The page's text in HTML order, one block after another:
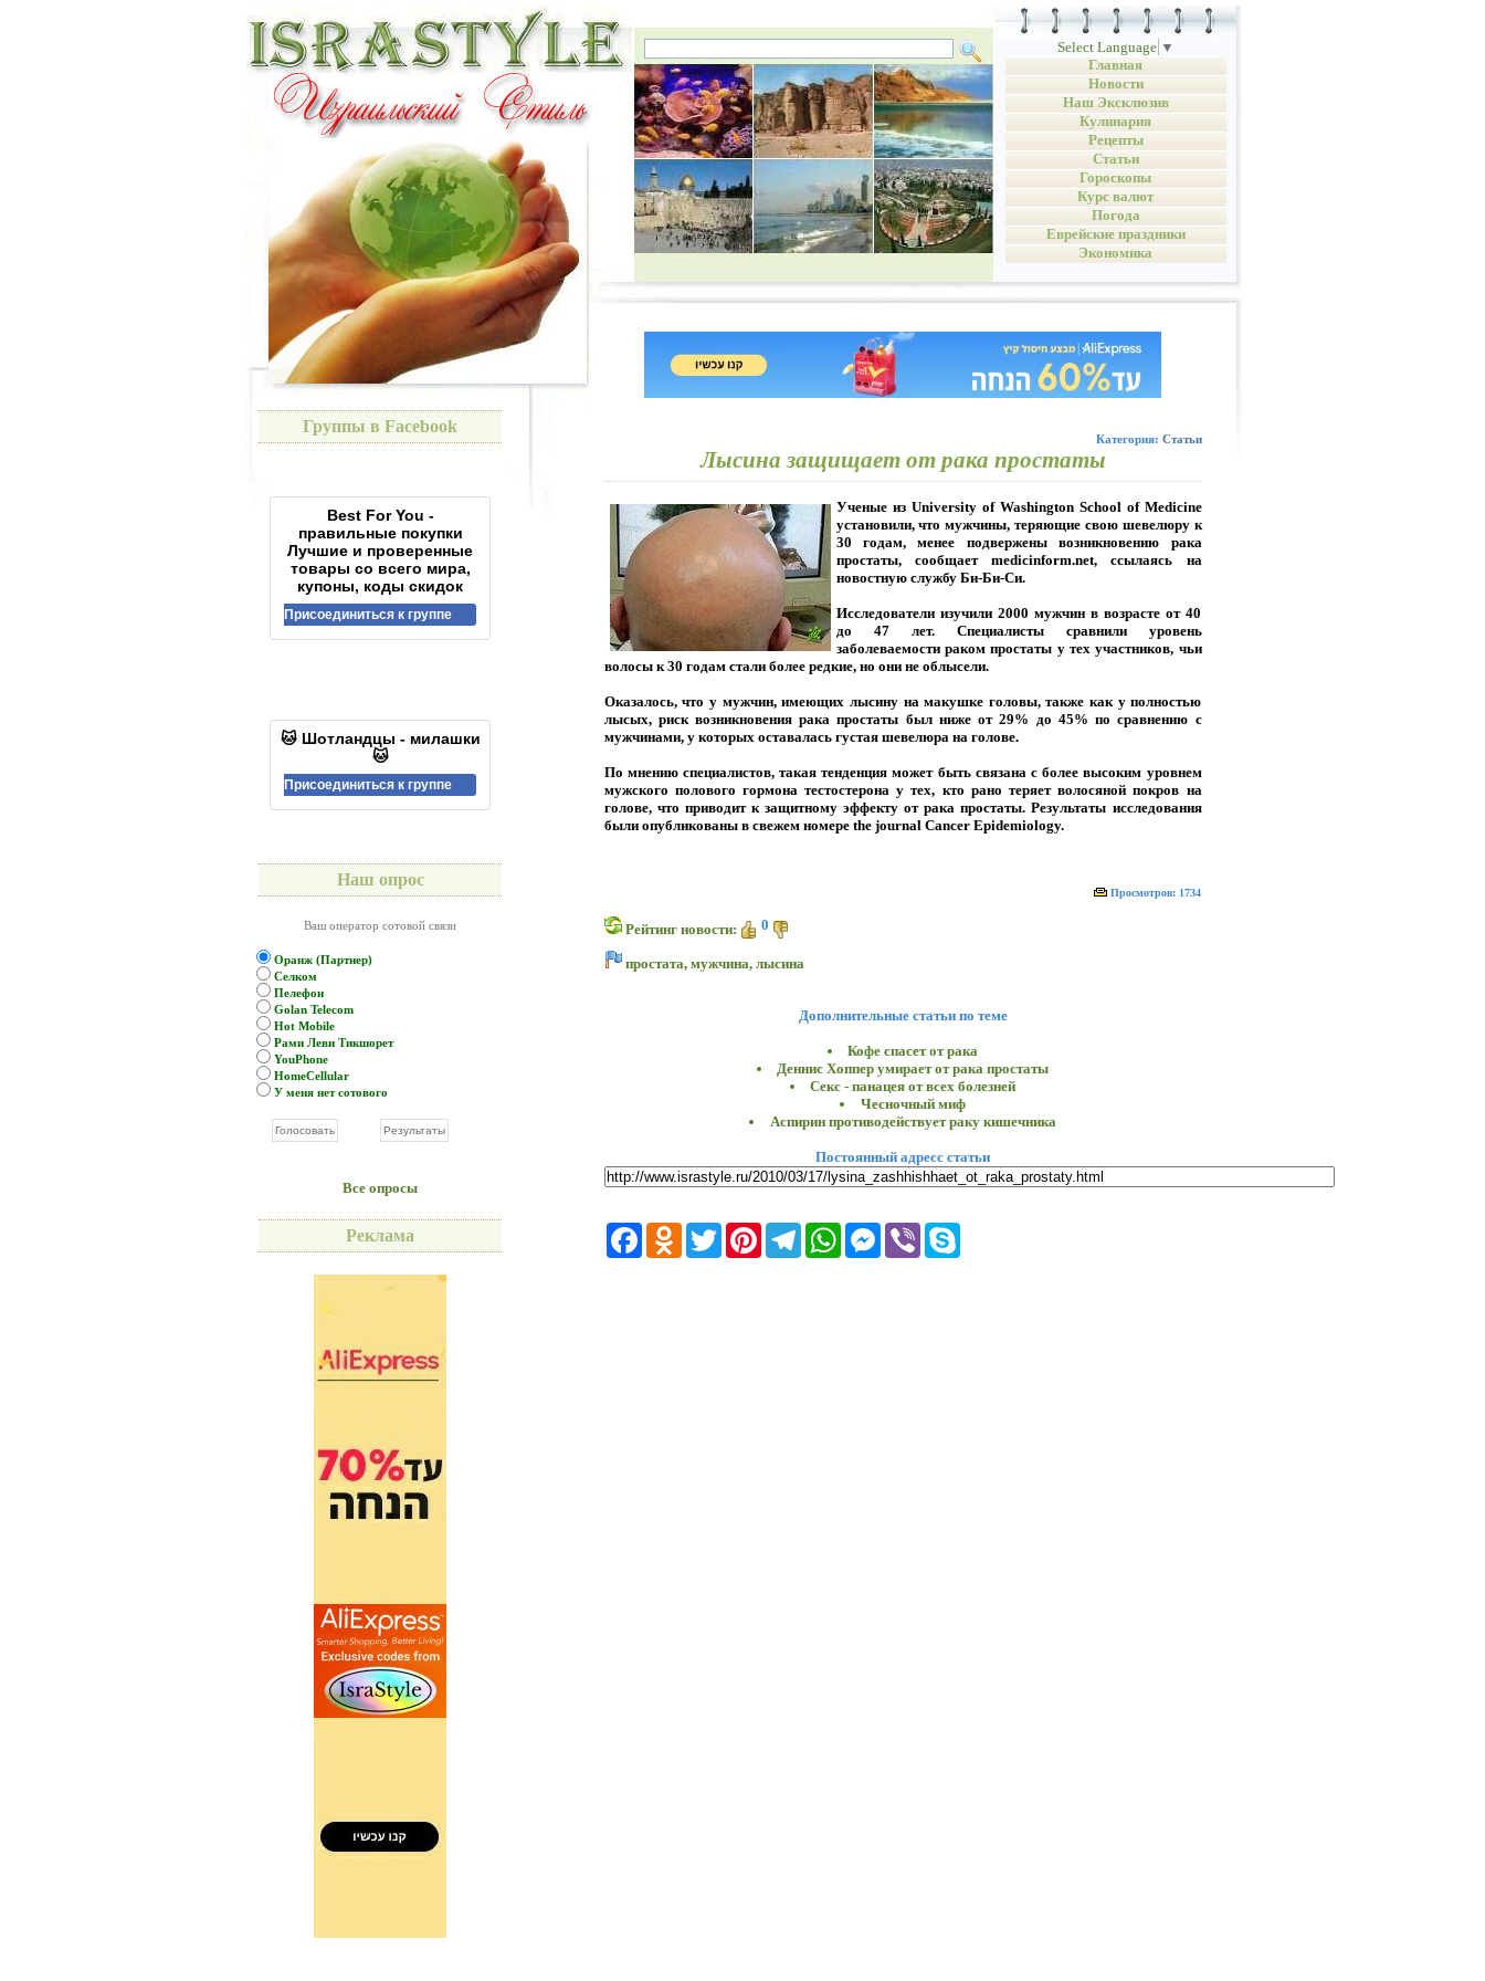
Select Language ▼
Главная
Новости
Наш Эксклюзив
Кулинария
Рецепты
Статьи
Гороскопы
Курс валют
Погода
Еврейские праздники
Экономика
Группы в Facebook
Best For You -
правильные покупки
Лучшие и проверенные
товары со всего мира,
купоны, коды скидок
Присоединиться к группе
🐱 Шотландцы - милашки
🐱
Присоединиться к группе
Наш опрос
Ваш оператор сотовой связи
Оранж (Партнер)
Селком
Пелефон
Golan Telecom
Hot Mobile
Рами Леви Тикшорет
YouPhone
HomeCellular
У меня нет сотового
Все опросы
Реклама
Категория: Статьи
Лысина защищает от рака простаты
Ученые из University of Washington School of Medicine
установили, что мужчины, теряющие свою шевелюру к
30 годам, менее подвержены возникновению рака
простаты, сообщает medicinform.net, ссылаясь на
новостную службу Би-Би-Си.
Исследователи изучили 2000 мужчин в возрасте от 40
до 47 лет. Специалисты сравнили уровень
заболеваемости раком простаты у тех участников, чьи
волосы к 30 годам стали более редкие, но они не облысели.
Оказалось, что у мужчин, имеющих лысину на макушке головы, также как у полностью
лысых, риск возникновения рака простаты был ниже от 29% до 45% по сравнению с
мужчинами, у которых оставалась густая шевелюра на голове.
По мнению специалистов, такая тенденция может быть связана с более высоким уровнем
мужского полового гормона тестостерона у тех, кто рано теряет волосяной покров на
голове, что приводит к защитному эффекту от рака простаты. Результаты исследования
были опубликованы в свежем номере the journal Cancer Epidemiology.
Просмотров: 1734
Рейтинг новости: 0
простата, мужчина, лысина
Дополнительные статьи по теме
Кофе спасет от рака
Деннис Хоппер умирает от рака простаты
Секс - панацея от всех болезней
Чесночный миф
Аспирин противодействует раку кишечника
Постоянный адресс статьи
FacebookOdnoklassniki
TwitterPinterestTelegramWhatsAppMessenger
Viber Skype